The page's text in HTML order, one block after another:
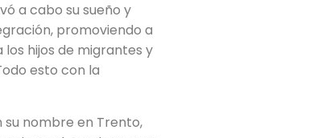
a cabo su sueño y
promoviendo a
hijos de migrantes y
esto con la
su nombre en Trento,